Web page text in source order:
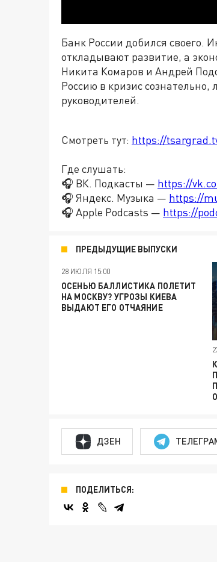
Банк России добился своего.
откладывают развитие, а
Никита Комаров и Андрей
Россию в кризис
руководителей.
Смотреть тут: https://
Где слушать:
🎧 ВК. Подкасты — https://
🎧 Яндекс. Музыка — https://
🎧 Apple Podcasts — https://
ПРЕДЫДУЩИЕ ВЫПУСКИ
28 ИЮЛЯ 15:00
ОСЕНЬЮ БАЛЛИСТИКА ПОЛЕТИТ
НА МОСКВУ? УГРОЗЫ КИЕВА
ВЫДАЮТ ЕГО ОТЧАЯНИЕ
ДЗЕН
ПОДЕЛИТЬСЯ: